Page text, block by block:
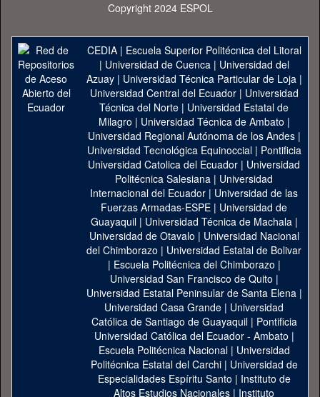
Copyright 2024 ESPOL
CEDIA| Escuela Superior Politécnica del Litoral
| Universidad de Cuenca| Universidad del
Azuay| Universidad Técnica Particular de Loja|
Universidad Central del Ecuador| Universidad
Técnica del Norte | Universidad Estatal de
Milagro | Universidad Técnica de Ambato |
Universidad Regional Autónoma de los Andes|
Universidad Tecnológica Equinoccial| Pontificia
Universidad Catolica del Ecuador | Universidad
Politécnica Salesiana | Universidad
Internacional del Ecuador | Universidad de las
Fuerzas Armadas-ESPE | Universidad de
Guayaquil| Universidad Técnica de Machala|
Universidad de Otavalo | Universidad Nacional
del Chimborazo | Universidad Estatal de Bolivar
| Escuela Politécnica del Chimborazo |
Universidad San Francisco de Quito |
Universidad Estatal Peninsular de Santa Elena|
Universidad Casa Grande | Universidad
Católica de Santiago de Guayaquil| Pontificia
Universidad Católica del Ecuador - Ambato |
Escuela Politécnica Nacional| Universidad
Politécnica Estatal del Carchi| Universidad de
Especialidades Espíritu Santo | Instituto de
Altos Estudios Nacionales | Instituto